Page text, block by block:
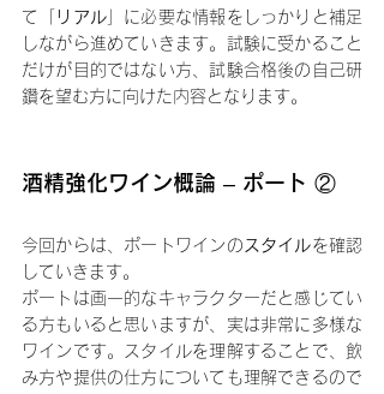
て「
リアル 」に必要な情報をしっかりと補足
しながら進めていきます。試験に受かること
だけが目的ではない方、試験合格後の自己研
鑽を望む方に向けた内容となります。
酒精強化ワイン概論 ­– ポート ②
今回からは、ポートワインの スタイルを確認
していきます。
ポートは画一的なキャラクターだと感じてい
る方もいると思いますが、実は非常に多様な
ワインです。スタイルを理解することで、飲
み方や提供の仕方についても理解できるので